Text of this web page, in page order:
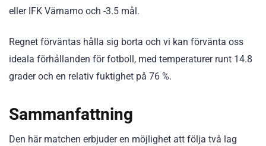
eller IFK Värnamo och -3.5 mål.
Regnet förväntas hålla sig borta och vi kan förvänta oss
ideala förhållanden för fotboll, med temperaturer runt 14.8
grader och en relativ fuktighet på 76 %.
Sammanfattning
Den här matchen erbjuder en möjlighet att följa två lag